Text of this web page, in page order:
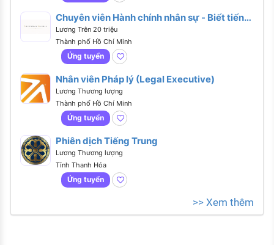
Chuyên viên Hành chính nhân sự - Biết tiếng
Anh hoặc tiếng Trung
Lương Trên 20 triệu
Thành phố Hồ Chí Minh
Ứng tuyển
Nhân viên Pháp lý (Legal Executive)
Lương Thương lượng
Thành phố Hồ Chí Minh
Ứng tuyển
Phiên dịch Tiếng Trung
Lương Thương lượng
Tỉnh Thanh Hóa
Ứng tuyển
>> Xem thêm